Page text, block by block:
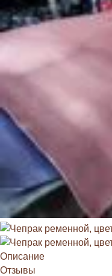
Описание
Отзывы